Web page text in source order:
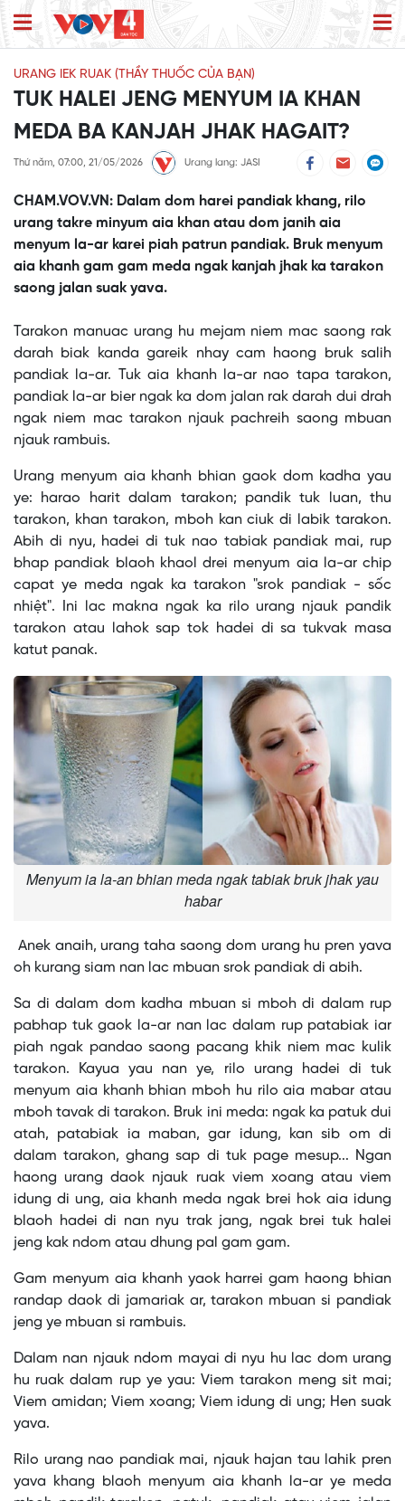
URANG IEK RUAK (THẦY THUỐC CỦA BẠN)
TUK HALEI JENG MENYUM IA KHAN
MEDA BA KANJAH JHAK HAGAIT?
Thứ năm, 07:00, 21/05/2026 Urang lang: JASI
CHAM.VOV.VN: Dalam dom harei pandiak khang, rilo
urang takre minyum aia khan atau dom janih aia
menyum la-ar karei piah patrun pandiak. Bruk menyum
aia khanh gam gam meda ngak kanjah jhak ka tarakon
saong jalan suak yava.
a
modal
No compatible source was found for this media.
Tarakon manuac urang hu mejam niem mac saong rak
darah biak kanda gareik nhay cam haong bruk salih
pandiak la-ar. Tuk aia khanh la-ar nao tapa tarakon,
pandiak la-ar bier ngak ka dom jalan rak darah dui drah
ngak niem mac tarakon njauk pachreih saong mbuan
njauk rambuis.
Urang menyum aia khanh bhian gaok dom kadha yau
ye: harao harit dalam tarakon; pandik tuk luan, thu
tarakon, khan tarakon, mboh kan ciuk di labik tarakon.
Abih di nyu, hadei di tuk nao tabiak pandiak mai, rup
bhap pandiak blaoh khaol drei menyum aia la-ar chip
capat ye meda ngak ka tarakon "srok pandiak - sốc
nhiệt". Ini lac makna ngak ka rilo urang njauk pandik
tarakon atau lahok sap tok hadei di sa tukvak masa
katut panak.
Menyum ia la-an bhian meda ngak tabiak bruk jhak yau
habar
Anek anaih, urang taha saong dom urang hu pren yava
oh kurang siam nan lac mbuan srok pandiak di abih.
Sa di dalam dom kadha mbuan si mboh di dalam rup
pabhap tuk gaok la-ar nan lac dalam rup patabiak iar
piah ngak pandao saong pacang khik niem mac kulik
tarakon. Kayua yau nan ye, rilo urang hadei di tuk
menyum aia khanh bhian mboh hu rilo aia mabar atau
mboh tavak di tarakon. Bruk ini meda: ngak ka patuk dui
atah, patabiak ia maban, gar idung, kan sib om di
dalam tarakon, ghang sap di tuk page mesup... Ngan
haong urang daok njauk ruak viem xoang atau viem
idung di ung, aia khanh meda ngak brei hok aia idung
blaoh hadei di nan nyu trak jang, ngak brei tuk halei
jeng kak ndom atau dhung pal gam gam.
Gam menyum aia khanh yaok harrei gam haong bhian
randap daok di jamariak ar, tarakon mbuan si pandiak
jeng ye mbuan si rambuis.
Dalam nan njauk ndom mayai di nyu hu lac dom urang
hu ruak dalam rup ye yau: Viem tarakon meng sit mai;
Viem amidan; Viem xoang; Viem idung di ung; Hen suak
yava.
Rilo urang nao pandiak mai, njauk hajan tau lahik pren
yava khang blaoh menyum aia khanh la-ar ye meda